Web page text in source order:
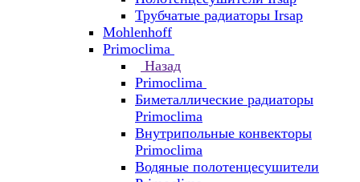
Трубчатые радиаторы Irsap
Mohlenhoff
Primoclima
Назад
Primoclima
Биметаллические радиаторы
Primoclima
Внутрипольные конвекторы
Primoclima
Водяные полотенцесушители